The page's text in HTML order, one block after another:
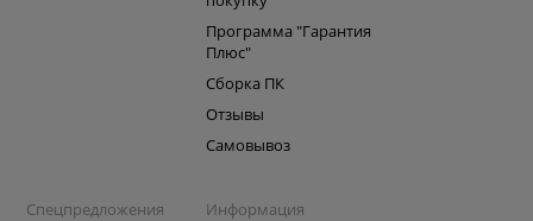
Программа "Гарантия
Плюс"
Сборка ПК
Отзывы
Самовывоз
Спецпредложения
Информация